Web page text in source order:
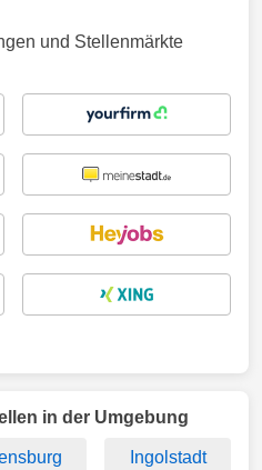
und Stellenmärkte
in der Umgebung
Ingolstadt